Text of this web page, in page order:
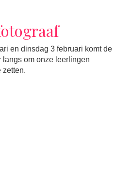
en dinsdag 3 februari komt de
langs om onze leerlingen
zetten.